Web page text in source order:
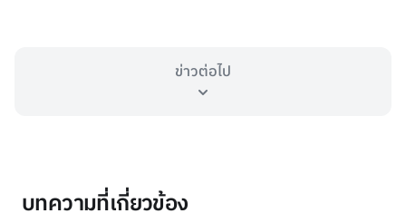
ข่าวต่อไป
บทความที่เกี่ยวข้อง